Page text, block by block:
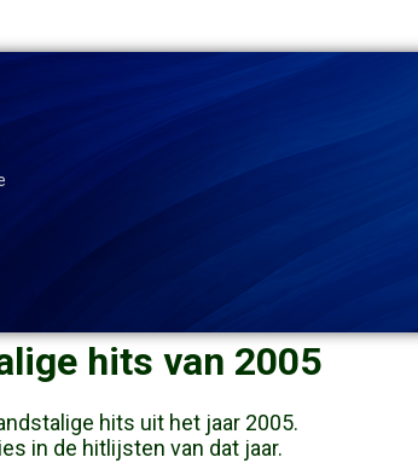
hits van 2005
hits uit het jaar 2005.
in de hitlijsten van dat jaar.